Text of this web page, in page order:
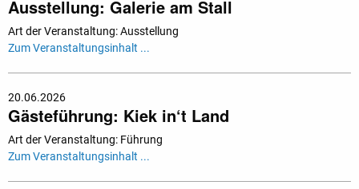
Ausstellung: Galerie am Stall
Art der Veranstaltung: Ausstellung
Zum Veranstaltungsinhalt ...
20.06.2026
Gästeführung: Kiek in‘t Land
Art der Veranstaltung: Führung
Zum Veranstaltungsinhalt ...